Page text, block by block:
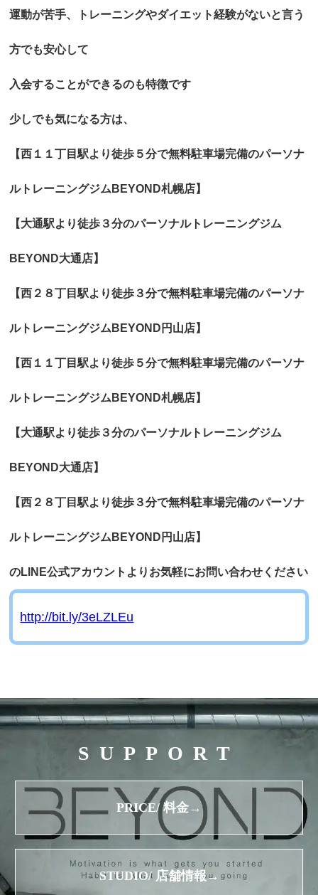
運動が苦手、トレーニングやダイエット経験がないと言う
方でも安心して
入会することができるのも特徴です
少しでも気になる方は、
【西１１丁目駅より徒歩５分で無料駐車場完備のパーソナ
ルトレーニングジムBEYOND札幌店】
【大通駅より徒歩３分のパーソナルトレーニングジム
BEYOND大通店】
【西２８丁目駅より徒歩３分で無料駐車場完備のパーソナ
ルトレーニングジムBEYOND円山店】
【西１１丁目駅より徒歩５分で無料駐車場完備のパーソナ
ルトレーニングジムBEYOND札幌店】
【大通駅より徒歩３分のパーソナルトレーニングジム
BEYOND大通店】
【西２８丁目駅より徒歩３分で無料駐車場完備のパーソナ
ルトレーニングジムBEYOND円山店】
のLINE公式アカウントよりお気軽にお問い合わせください
http://bit.ly/3eLZLEu
SUPPORT
PRICE/ 料金→
STUDIO/ 店舗情報→